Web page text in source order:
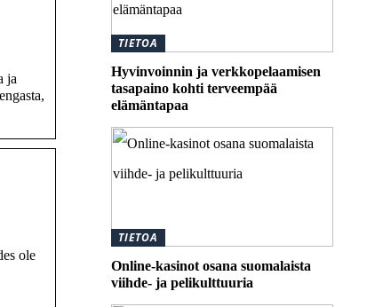
ja
ole
TIETOA
Hyvinvoinnin ja verkkopelaamisen
tasapaino kohti terveempää
elämäntapaa
TIETOA
Online-kasinot osana suomalaista
viihde- ja pelikulttuuria